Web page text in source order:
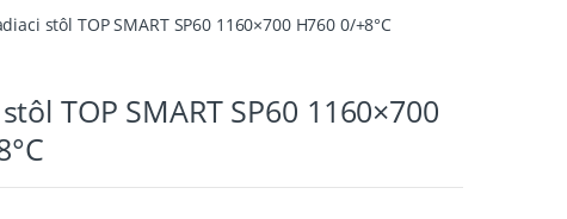
stôl TOP SMART SP60 1160×700 H760 0/+8°C
TOP SMART SP60 1160×700